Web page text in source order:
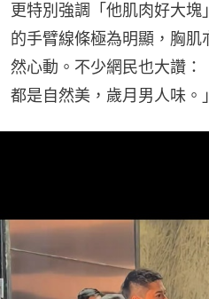
更特別強調「他肌肉好大
的手臂線條極為明顯，胸
然心動。不少網民也大讚：
都是自然美，歲月男人味。」